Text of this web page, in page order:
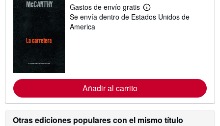
Gastos de envío gratis
M
á
ó
n
o
Se envía dentro de Estados Unidos de
America
Añadir al carrito
Otras ediciones populares con el mismo título